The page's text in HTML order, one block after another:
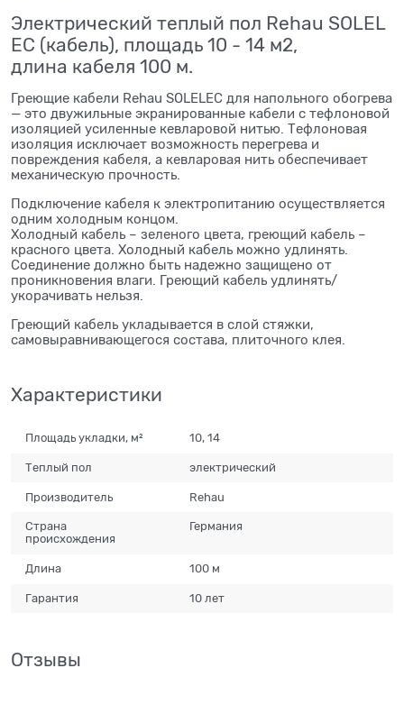
Электрический теплый пол Rehau SOLEL
EC (кабель), площадь 10 - 14 м2,
длина кабеля 100 м.
Греющие кабели Rehau SOLELEC для напольного обогрева
— это двужильные экранированные кабели с тефлоновой
изоляцией усиленные кевларовой нитью. Тефлоновая
изоляция исключает возможность перегрева и
повреждения кабеля, а кевларовая нить обеспечивает
механическую прочность.
Подключение кабеля к электропитанию осуществляется
одним холодным концом.
Холодный кабель – зеленого цвета, греющий кабель –
красного цвета. Холодный кабель можно удлинять.
Соединение должно быть надежно защищено от
проникновения влаги. Греющий кабель удлинять/
укорачивать нельзя.
Греющий кабель укладывается в слой стяжки,
самовыравнивающегося состава, плиточного клея.
Характеристики
Площадь укладки, м² 10, 14
Теплый пол электрический
Производитель Rehau
Страна
происхождения
Германия
Длина 100 м
Гарантия 10 лет
Отзывы